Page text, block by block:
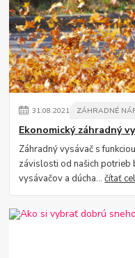
31.08.2021 ZÁHRADNÉ
Ekonomický záhradný
Záhradný vysávač s
závislosti od našich
vysávačov a dúcha...čítať